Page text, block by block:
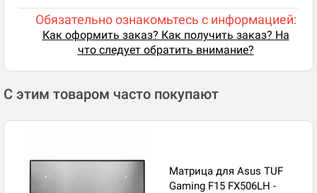
Обязательно ознакомьтесь с информацией:
Как оформить заказ? Как получить заказ? На
что следует обратить внимание?
С этим товаром часто покупают
Матрица для Asus TUF
Gaming F15 FX506LH -